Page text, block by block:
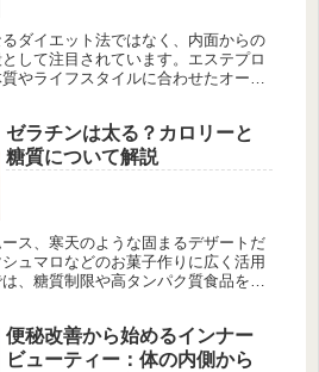
ダイエット法ではなく、内面からの
して注目されています。エステプロ
やライフスタイルに合わせたオーダ
体の解毒を促進し、免疫力を向上さ
ドのリスクを最小限に抑えることが
グ前の準備期間や適度な運動、食事内
ます。また、ハーブザイム 113 グラ
ポート製品の活用も推奨されていま
ゼラチンは太る？カロリーと
糖質について解説
ス、寒天のような固まるデザートだ
ュマロなどのお菓子作りに広く活用
、糖質制限や高タンパク質食品を求
便秘改善から始めるインナー
ビューティー：体の内側から